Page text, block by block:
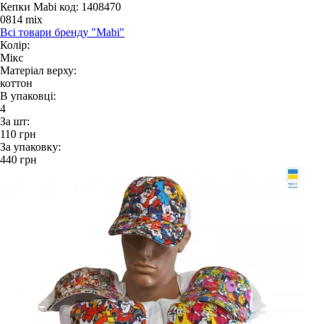
Кепки Mabi код: 1408470
0814 mix
Всі товари бренду "Mabi"
Колір:
Мікс
Матеріал верху:
коттон
В упаковці:
4
За шт:
110 грн
За упаковку:
440 грн